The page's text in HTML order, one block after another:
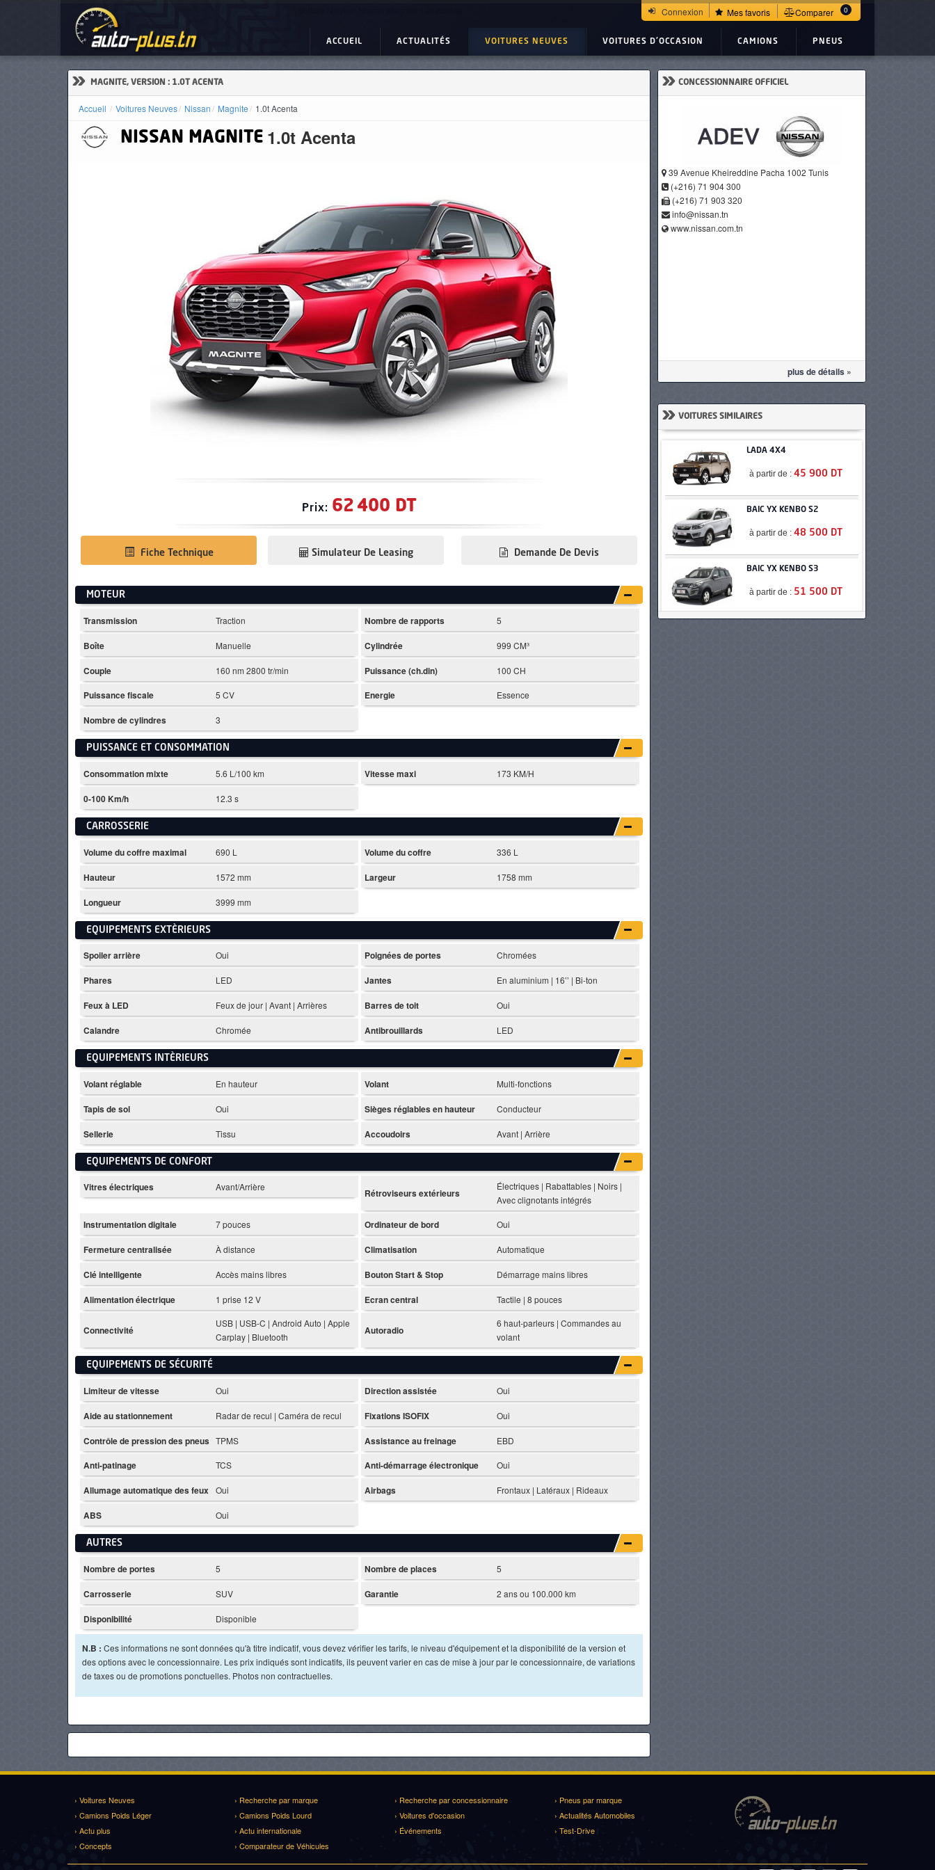
Connexion Mes favoris Comparer 0
ACCUEIL ACTUALITÉS VOITURES NEUVES VOITURES D'OCCASION CAMIONS PNEUS
» MAGNITE, VERSION : 1.0T ACENTA
Accueil Voitures Neuves Nissan Magnite 1.0t Acenta
NISSAN MAGNITE 1.0t Acenta
Prix: 62 400 DT
Fiche Technique Demande De Devis
Simulateur De Leasing
MOTEUR
Transmission Traction Nombre de rapports 5
Boîte Manuelle Cylindrée 999 CM³
Couple 160 nm 2800 tr/min Puissance (ch.din) 100 CH
Puissance fiscale 5 CV Energie Essence
Nombre de cylindres 3
PUISSANCE ET CONSOMMATION
Consommation mixte 5.6 L/100 km Vitesse maxi 173 KM/H
0-100 Km/h 12.3 s
CARROSSERIE
Volume du coffre maximal 690 L Volume du coffre 336 L
Hauteur 1572 mm Largeur 1758 mm
Longueur 3999 mm
EQUIPEMENTS EXTÈRIEURS
Spoiler arrière Oui Poignées de portes Chromées
Phares LED Jantes En aluminium | 16’’ | Bi-ton
Feux à LED Feux de jour | Avant | Arrières Barres de toit Oui
Calandre Chromée Antibrouillards LED
EQUIPEMENTS INTÈRIEURS
Volant réglable En hauteur Volant Multi-fonctions
Tapis de sol Oui Sièges réglables en hauteur Conducteur
Sellerie Tissu Accoudoirs Avant | Arrière
EQUIPEMENTS DE CONFORT
Vitres électriques Avant/Arrière Rétroviseurs extérieurs
Électriques | Rabattables | Noirs |
Avec clignotants intégrés
Instrumentation digitale 7 pouces Ordinateur de bord Oui
Fermeture centralisée À distance Climatisation Automatique
Clé intelligente Accès mains libres Bouton Start & Stop Démarrage mains libres
Alimentation électrique 1 prise 12 V Ecran central Tactile | 8 pouces
Connectivité
USB | USB-C | Android Auto | Apple
Carplay | Bluetooth
Autoradio
6 haut-parleurs | Commandes au
volant
EQUIPEMENTS DE SÉCURITÉ
Limiteur de vitesse Oui Direction assistée Oui
Aide au stationnement Radar de recul | Caméra de recul Fixations ISOFIX Oui
Contrôle de pression des pneus TPMS Assistance au freinage EBD
Anti-patinage TCS Anti-démarrage électronique Oui
Allumage automatique des feux Oui Airbags Frontaux | Latéraux | Rideaux
ABS Oui
AUTRES
Nombre de portes 5 Nombre de places 5
Carrosserie SUV Garantie 2 ans ou 100.000 km
Disponibilité Disponible
N.B : Ces informations ne sont données qu'à titre indicatif, vous devez vérifier les tarifs, le niveau d'équipement et la disponibilité de la version et
des options avec le concessionnaire. Les prix indiqués sont indicatifs, ils peuvent varier en cas de mise à jour par le concessionnaire, de variations
de taxes ou de promotions ponctuelles. Photos non contractuelles.
» CONCESSIONNAIRE OFFICIEL
39 Avenue Kheireddine Pacha 1002 Tunis
(+216) 71 904 300
(+216) 71 903 320
info@nissan.tn
www.nissan.com.tn
plus de détails »
» VOITURES SIMILAIRES
LADA 4X4
à partir de :45 900 DT
BAIC YX KENBO S2
à partir de :48 500 DT
BAIC YX KENBO S3
à partir de : 51 500 DT
› Voitures Neuves › Recherche par marque › Recherche par concessionnaire
› Pneus par marque
› Camions Poids Léger
› Camions Poids Lourd › Voitures d'occasion
› Actualités Automobiles
› Actu plus
› Actu internationale › Événements
› Test-Drive
› Concepts
› Comparateur de Véhicules
ACTUALITÉS
VOITURES